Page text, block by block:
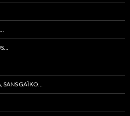
SANS GAÏKO…